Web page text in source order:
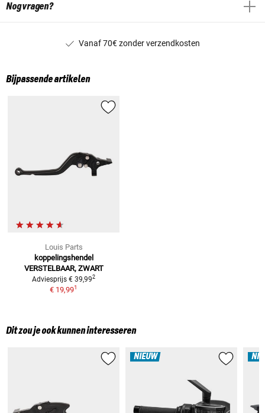
Nog vragen?
Vanaf 70€ zonder verzendkosten
Bijpassende artikelen
Louis Parts
koppelingshendel
VERSTELBAAR, ZWART
Adviesprijs € 39,992
€ 19,991
Dit zou je ook kunnen interesseren
NIEUW